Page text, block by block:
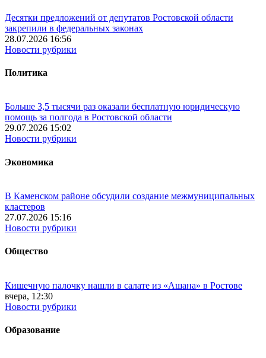
Десятки предложений от депутатов Ростовской области
закрепили в федеральных законах
28.07.2026 16:56
Новости рубрики
Политика
Больше 3,5 тысячи раз оказали бесплатную юридическую
помощь за полгода в Ростовской области
29.07.2026 15:02
Новости рубрики
Экономика
В Каменском районе обсудили создание межмуниципальных
кластеров
27.07.2026 15:16
Новости рубрики
Общество
Кишечную палочку нашли в салате из «Ашана» в Ростове
вчера, 12:30
Новости рубрики
Образование